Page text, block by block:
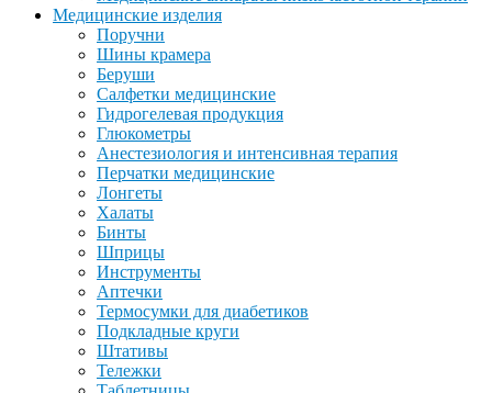
Медицинские изделия
Поручни
Шины крамера
Беруши
Салфетки медицинские
Гидрогелевая продукция
Глюкометры
Анестезиология и интенсивная терапия
Перчатки медицинские
Лонгеты
Халаты
Бинты
Шприцы
Инструменты
Аптечки
Термосумки для диабетиков
Подкладные круги
Штативы
Тележки